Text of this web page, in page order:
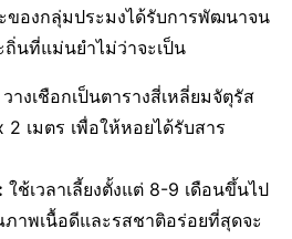
องกลุ่มประมงได้รับการพัฒนาจน
ถิ่นที่แม่นยำไม่ว่าจะเป็น
วางเชือกเป็นตารางสี่เหลี่ยมจัตุรัส
2 เมตร เพื่อให้หอยได้รับสาร
ใช้เวลาเลี้ยงตั้งแต่ 8-9 เดือนขึ้นไป
าพเนื้อดีและรสชาติอร่อยที่สุดจะ